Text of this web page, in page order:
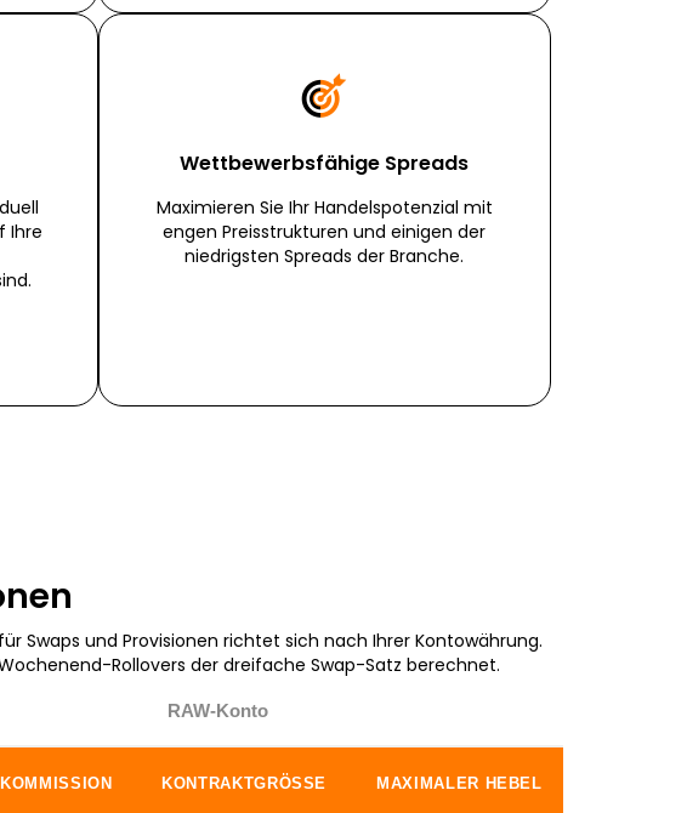
Ihre
Wettbewerbsfähige Spreads
Maximieren Sie Ihr Handelspotenzial mit
engen Preisstrukturen und einigen der
niedrigsten Spreads der Branche.
Swaps und Provisionen richtet sich nach Ihrer Kontowährung.
Rollovers der dreifache Swap-Satz berechnet.
RAW-Konto
KOMMISSION KONTRAKTGRÖSSE MAXIMALER HEBEL